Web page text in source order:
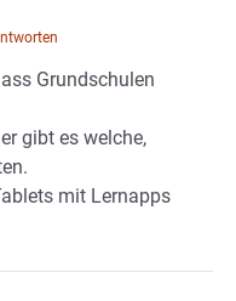
Grundschulen
gibt es welche,
mit Lernapps